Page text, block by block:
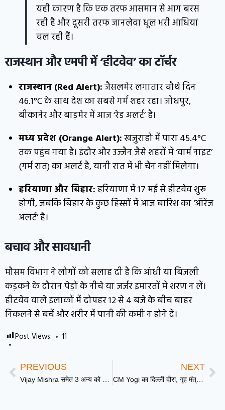
यही कारण है कि एक तरफ आसमान से आग बरस
रही है और दूसरी तरफ जानलेवा धूल भरी आंधियां
चल रही हैं।
राजस्थान और एमपी में ‘हीटवेव’ का टॉर्चर
राजस्थान (Red Alert):जैसलमेर लगातार चौथे दिन
46.1°C के साथ देश का सबसे गर्म शहर रहा। जोधपुर,
बीकानेर और बाड़मेर में आज ‘रेड अलर्ट’ है।
मध्य प्रदेश (Orange Alert):खजुराहो में पारा 45.4°C
तक पहुंच गया है। इंदौर और उज्जैन जैसे शहरों में ‘वार्म नाइट’
(गर्म रात) का अलर्ट है, यानी रात में भी चैन नहीं मिलेगा।
हरियाणा और बिहार:हरियाणा में 17 मई से हीटवेव शुरू
होगी, जबकि बिहार के कुछ हिस्सों में आज बारिश का ‘ऑरेंज
अलर्ट’ है।
बचाव और सावधानी
मौसम विभाग ने लोगों को सलाह दी है कि आंधी या बिजली
कड़कने के दौरान पेड़ों के नीचे या जर्जर इमारतों में शरण न लें।
हीटवेव वाले इलाकों में दोपहर 12 से 4 बजे के बीच बाहर
निकलने से बचें और शरीर में पानी की कमी न होने दें।
Post Views: 11
PREVIOUS
Vijay Mishra समेत 3 अन्य को उम्रकैद: प्रयागराज कचहरी में 46 साल पहले की थी हत्या
NEXT
CM Yogi का दिल्ली दौरा, गृह मंत्री अमित शाह से की मुलाकात: 2027 के महासमर की तयारी हुई तेज़